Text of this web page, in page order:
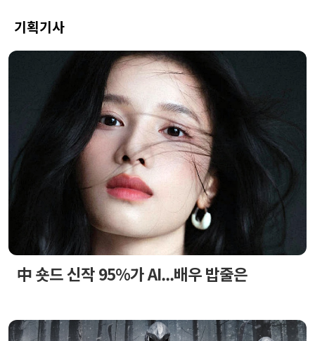
기획기사
中 숏드 신작 95%가 AI...배우 밥줄은